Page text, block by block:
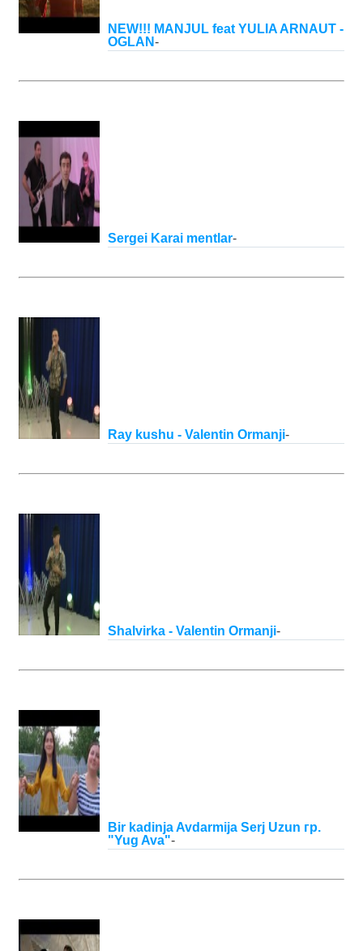
NEW!!! MANJUL feat YULIA ARNAUT -
OGLAN-
Sergei Karai mentlar-
Ray kushu - Valentin Ormanji-
Shalvirka - Valentin Ormanji-
Bir kadinja Avdarmija Serj Uzun гр.
"Yug Ava"-